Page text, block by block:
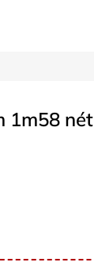
1m58